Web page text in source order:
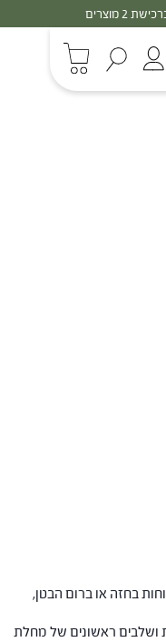
בחזה או ברום הבטן,
ושלבים ראשונים של מחלת